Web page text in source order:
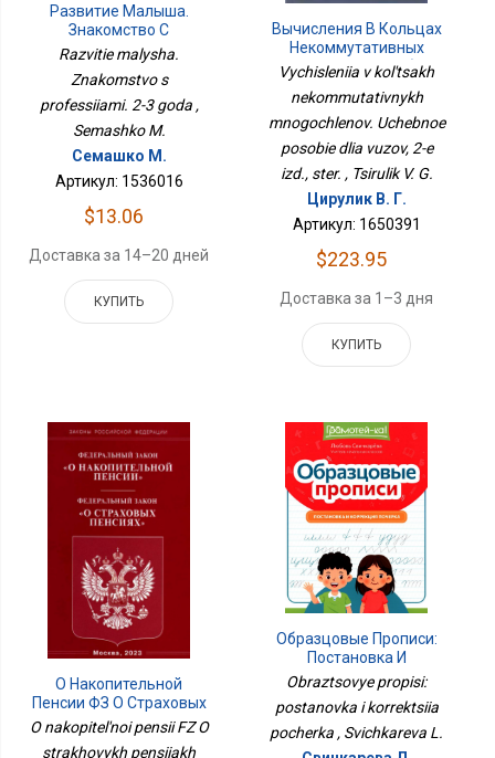
Развитие Малыша.
Знакомство С
Профессиями. 2-3 Года
Razvitie malysha.
Znakomstvo s
professiiami. 2-3 goda ,
Semashko M.
Семашко М.
Артикул: 1536016
$13.06
Доставка за 14–20 дней
КУПИТЬ
Вычисления В Кольцах
Некоммутативных
Многочленов. Учебное
Пособие Для Вузов, 2-Е
Изд., Стер.
Vychisleniia v kol'tsakh
nekommutativnykh
mnogochlenov. Uchebnoe
posobie dlia vuzov, 2-e
izd., ster. , Tsirulik V. G.
Цирулик В. Г.
Артикул: 1650391
$223.95
Доставка за 1–3 дня
КУПИТЬ
О Накопительной
Пенсии ФЗ О Страховых
Пенсиях
O nakopitel'noi pensii FZ O
strakhovykh pensiiakh
Образцовые Прописи:
Постановка И
Коррекция Почерка
Obraztsovye propisi:
postanovka i korrektsiia
pocherka , Svichkareva L.